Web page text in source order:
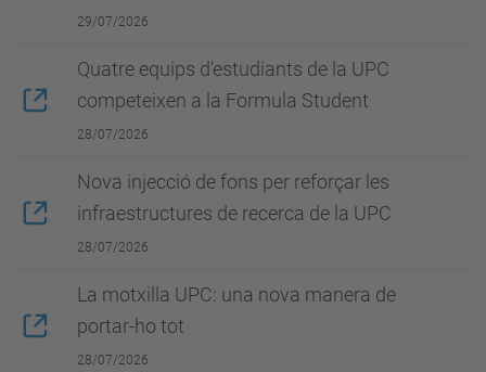
29/07/2026
Quatre equips d'estudiants de la UPC
competeixen a la Formula Student
28/07/2026
Nova injecció de fons per reforçar les
infraestructures de recerca de la UPC
28/07/2026
La motxilla UPC: una nova manera de
portar-ho tot
28/07/2026